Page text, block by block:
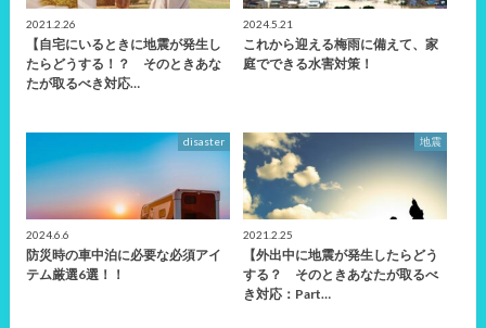
2021.2.26
【自宅にいるときに地震が発生し
たらどうする！？ そのときあな
たが取るべき対応…
2024.5.21
これから迎える梅雨に備えて、家
庭でできる水害対策！
disaster
2024.6.6
防災時の車中泊に必要な必須アイ
テム厳選6選！！
地震
2021.2.25
【外出中に地震が発生したらどう
する？ そのときあなたが取るべ
き対応：Part…